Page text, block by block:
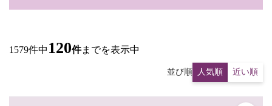
1579件中 120件までを表示中
並び順 人気順 近い順